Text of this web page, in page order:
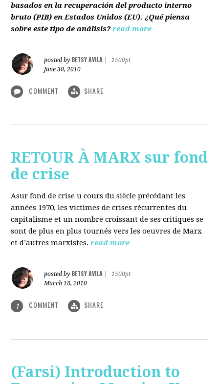
basados en la recuperación del producto interno
bruto(PIB)en Estados Unidos(EU). ¿Qué piensa
sobre este tipo de análisis? read more
posted by BETSY AVILA
1500pt
June 30, 2010
COMMENT SHARE
RETOUR À MARX sur fond
de crise
Asur fond de crise u cours du siècle précédant les
années 1970, les victimes de crises récurrentes du
capitalisme et un nombre croissant de ses critiques se
sont de plus en plus tournés vers les oeuvres de Marx
et d’autres marxistes. read more
posted by BETSY AVILA
1500pt
March 18, 2010
1 COMMENT SHARE
(Farsi) Introduction to